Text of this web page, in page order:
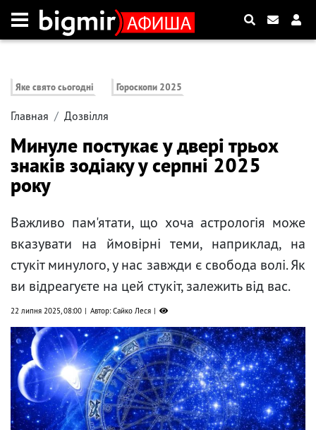
Яке свято сьогодні Гороскопи 2025
Главная Дозвілля
Минуле постукає у двері трьох
знаків зодіаку у серпні 2025
року
Важливо пам'ятати, що хоча астрологія може
вказувати на ймовірні теми, наприклад, на
стукіт минулого, у нас завжди є свобода волі. Як
ви відреагуєте на цей стукіт, залежить від вас.
22 липня 2025, 08:00 Автор: Сайко Леся